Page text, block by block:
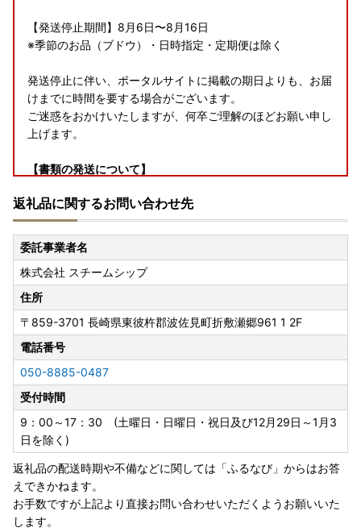
【発送停止期間】8月6日〜8月16日
※季節のお品（ブドウ）・日時指定・定期便は除く
発送停止に伴い、ポータルサイトに掲載の期日よりも、お届
けまでに時間を要する場合がございます。
ご迷惑をおかけいたしますが、何卒ご理解のほどお願い申し
上げます。
【書類の発送について】
なお、ワンストップ特例申請書は、ご要望の寄附者様のみ同
封いたします。
【ワンストップ特例申請について】
ご寄附をいただいた皆さまの負担を軽減するために、スマホ
のみでワンストップ特例申請を完結できるアプリ『IAM＜ア
イアム＞』と 複数自治体の管理ができる「ふるまど」を併
せてご利用いただくことで、申請をWEBで完結することが可
能です。ご利用は無料となっておりますので、是非ご利用く
ださい。
詳しくは
【返礼品の発送について】
・長期不在などでお受け取りができない期間がある場合は、
備考欄に必ずご入力ください。
万が一、再送となった場合は、対応できかねる場合がござ
います。
返礼品に関するお問い合わせ先
委託事業者名
株式会社 スチームシップ
住所
〒859-3701 長崎県東彼杵郡波佐見町折敷瀬郷961 1 2F
電話番号
050-8885-0487
受付時間
9：00～17：30 (土曜日・日曜日・祝日及び12月29日～1月3
日を除く)
返礼品の配送時期や不備などに関しては「ふるなび」からはお答
えできかねます。
お手数ですが上記より直接お問い合わせいただくようお願いいた
します。